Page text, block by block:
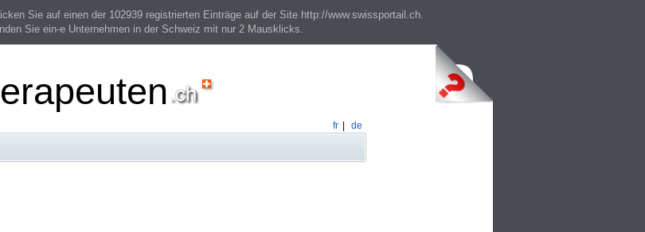
Sie auf einen der 102939 registrierten Einträge auf der Site http://www.swissportail.ch.
Sie ein-e Unternehmen in der Schweiz mit nur 2 Mausklicks.
fr de